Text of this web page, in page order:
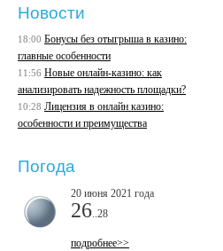
Новости
18:00 Бонусы без отыгрыша в казино:
главные особенности
11:56 Новые онлайн-казино: как
анализировать надежность площадки?
10:28 Лицензия в онлайн казино:
особенности и преимущества
Погода
20 июня 2021 года
26 ..28
подробнее>>